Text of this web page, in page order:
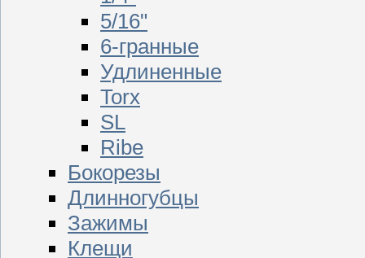
5/16"
6-гранные
Удлиненные
Torx
SL
Ribe
Бокорезы
Длинногубцы
Зажимы
Клещи